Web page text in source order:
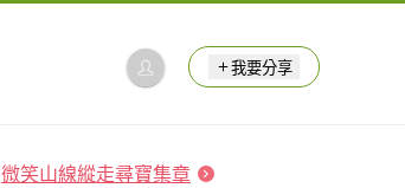
我要分享
微笑山線縱走尋寶集章